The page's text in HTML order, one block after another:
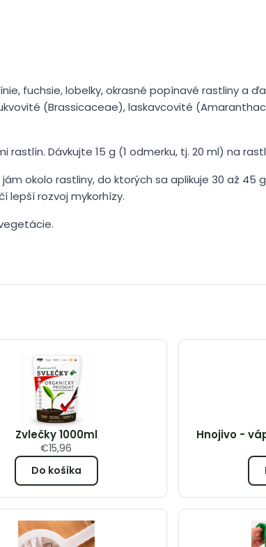
fuchsie, lobelky, okrasné popínavé rastliny a
(Brassicaceae), laskavcovité
Dávkujte 15 g (1 odmerku, tj. 20 ml) na
okolo rastliny, do ktorých sa aplikuje 30 až 45
lepší rozvoj mykorhízy.
Zvlečky 1000ml
€15,96
Do košíka
Hnojivo -